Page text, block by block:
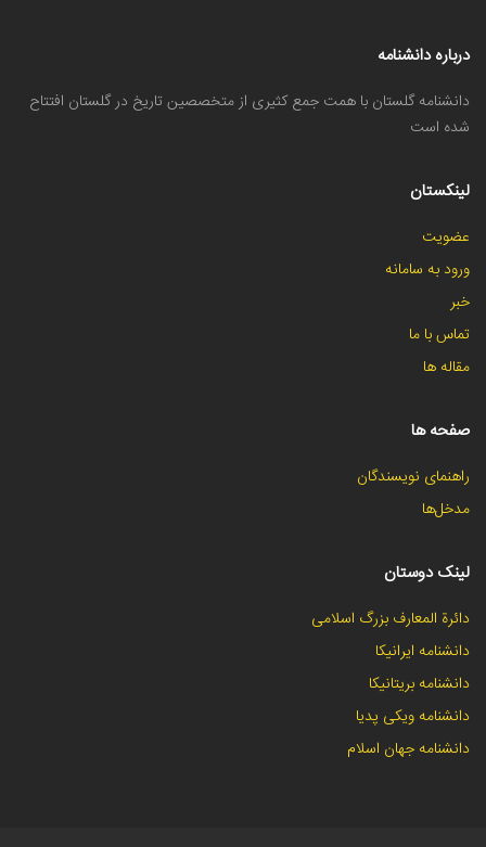
درباره دانشنامه
دانشنامه گلستان با همت جمع کثیری از متخصصین تاریخ در گلستان افتتاح
شده است
لینکستان
عضویت
ورود به سامانه
خبر
تماس با ما
مقاله ها
صفحه ها
راهنمای نویسندگان
مدخل‌ها
لینک دوستان
دائرة المعارف بزرگ اسلامی
دانشنامه ایرانیکا
دانشنامه بریتانیکا
دانشنامه ویکی پدیا
دانشنامه جهان اسلام